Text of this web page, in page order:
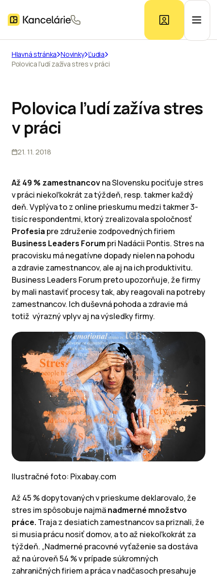
Prieskum trhu
Hlavná stránka Novinky Ľudia
Polovica ľudí zažíva stres v práci
Polovica ľudí zažíva stres
v práci
21. 11. 2018
Až 49 % zamestnancovna Slovensku pociťuje stres
v práci niekoľkokrát za týždeň, resp. takmer každý
deň. Vyplýva to z online prieskumu medzi takmer 3-
tisíc respondentmi, ktorý zrealizovala spoločnosť
Profesia pre združenie zodpovedných firiem
Business Leaders Forum pri Nadácii Pontis. Stres na
pracovisku má negatívne dopady nielen na pohodu
a zdravie zamestnancov, ale aj na ich produktivitu.
Business Leaders Forum preto upozorňuje, že firmy
by mali nastaviť procesy tak, aby reagovali na potreby
zamestnancov. Ich duševná pohoda a zdravie má
totiž výrazný vplyv aj na výsledky firmy.
Ilustračné foto: Pixabay.com
Až 45 % dopytovaných v prieskume deklarovalo, že
stres im spôsobuje najmänadmerné množstvo
práce. Traja z desiatich zamestnancov sa priznali, že
si musia prácu nosiť domov, a to až niekoľkokrát za
týždeň. „Nadmerné pracovné vyťaženie sa dostáva
až na úroveň 54 % v prípade súkromných
zahraničných firiem a práca v nadčasoch presahuje